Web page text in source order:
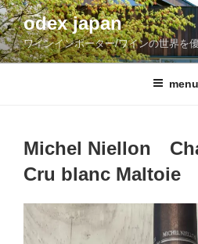
コ
ン
テ
ン
odex japan
ワインインポーター/ワインの世界を
menu
Michel Niellon
Cru blanc Maltoie